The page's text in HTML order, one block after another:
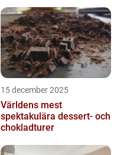
15 december 2025
Världens mest
spektakulära dessert- och
chokladturer